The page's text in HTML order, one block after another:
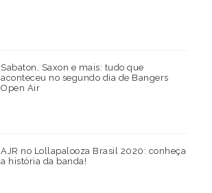
Sabaton, Saxon e mais: tudo que
aconteceu no segundo dia de Bangers
Open Air
AJR no Lollapalooza Brasil 2020: conheça
a história da banda!